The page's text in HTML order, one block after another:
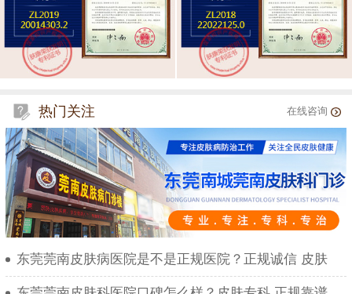
热门关注 在线咨询
东莞莞南皮肤病医院是不是正规医院？正规诚信 皮肤